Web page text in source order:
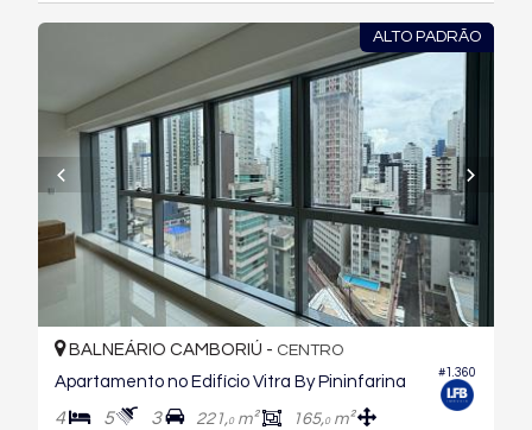
ALTO PADRÃO
#1.360
BALNEÁRIO CAMBORIÚ - CENTRO
Apartamento no Edifício Vitra By Pininfarina
4 5 3 221,0m² 165,0m²